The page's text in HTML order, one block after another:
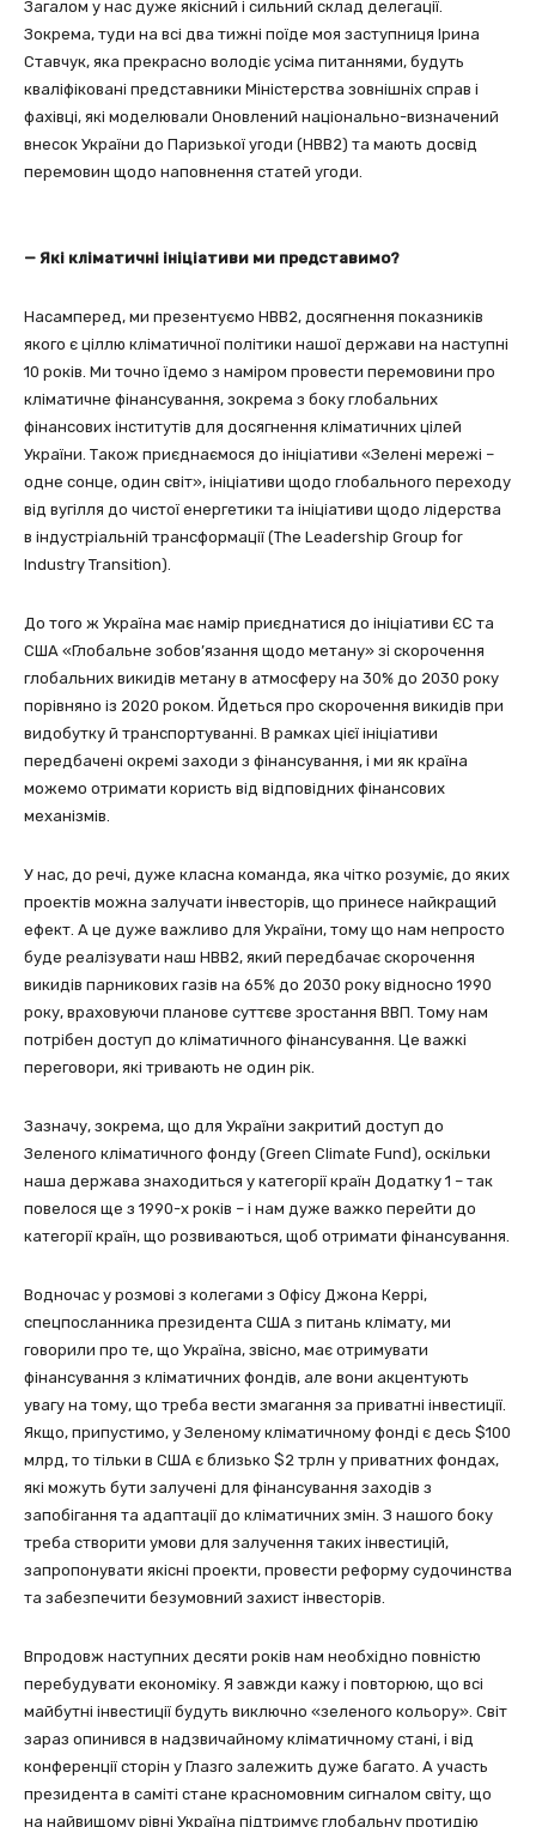
Загалом у нас дуже якісний і сильний склад делегації.
Зокрема, туди на всі два тижні поїде моя заступниця Ірина
Ставчук, яка прекрасно володіє усіма питаннями, будуть
кваліфіковані представники Міністерства зовнішніх справ і
фахівці, які моделювали Оновлений національно-визначений
внесок України до Паризької угоди (НВВ2) та мають досвід
перемовин щодо наповнення статей угоди.
— Які кліматичні ініціативи ми представимо?
Насамперед, ми презентуємо НВВ2, досягнення показників
якого є ціллю кліматичної політики нашої держави на наступні
10 років. Ми точно їдемо з наміром провести перемовини про
кліматичне фінансування, зокрема з боку глобальних
фінансових інститутів для досягнення кліматичних цілей
України. Також приєднаємося до ініціативи «Зелені мережі –
одне сонце, один світ», ініціативи щодо глобального переходу
від вугілля до чистої енергетики та ініціативи щодо лідерства
в індустріальній трансформації (The Leadership Group for
Industry Transition).
До того ж Україна має намір приєднатися до ініціативи ЄС та
США «Глобальне зобов’язання щодо метану» зі скорочення
глобальних викидів метану в атмосферу на 30% до 2030 року
порівняно із 2020 роком. Йдеться про скорочення викидів при
видобутку й транспортуванні. В рамках цієї ініціативи
передбачені окремі заходи з фінансування, і ми як країна
можемо отримати користь від відповідних фінансових
механізмів.
У нас, до речі, дуже класна команда, яка чітко розуміє, до яких
проектів можна залучати інвесторів, що принесе найкращий
ефект. А це дуже важливо для України, тому що нам непросто
буде реалізувати наш НВВ2, який передбачає скорочення
викидів парникових газів на 65% до 2030 року відносно 1990
року, враховуючи планове суттєве зростання ВВП. Тому нам
потрібен доступ до кліматичного фінансування. Це важкі
переговори, які тривають не один рік.
Зазначу, зокрема, що для України закритий доступ до
Зеленого кліматичного фонду (Green Climate Fund), оскільки
наша держава знаходиться у категорії країн Додатку 1 – так
повелося ще з 1990-х років – і нам дуже важко перейти до
категорії країн, що розвиваються, щоб отримати фінансування.
Водночас у розмові з колегами з Офісу Джона Керрі,
спецпосланника президента США з питань клімату, ми
говорили про те, що Україна, звісно, має отримувати
фінансування з кліматичних фондів, але вони акцентують
увагу на тому, що треба вести змагання за приватні інвестиції.
Якщо, припустимо, у Зеленому кліматичному фонді є десь $100
млрд, то тільки в США є близько $2 трлн у приватних фондах,
які можуть бути залучені для фінансування заходів з
запобігання та адаптації до кліматичних змін. З нашого боку
треба створити умови для залучення таких інвестицій,
запропонувати якісні проекти, провести реформу судочинства
та забезпечити безумовний захист інвесторів.
Впродовж наступних десяти років нам необхідно повністю
перебудувати економіку. Я завжди кажу і повторюю, що всі
майбутні інвестиції будуть виключно «зеленого кольору». Світ
зараз опинився в надзвичайному кліматичному стані, і від
конференції сторін у Глазго залежить дуже багато. А участь
президента в саміті стане красномовним сигналом світу, що
на найвищому рівні Україна підтримує глобальну протидію